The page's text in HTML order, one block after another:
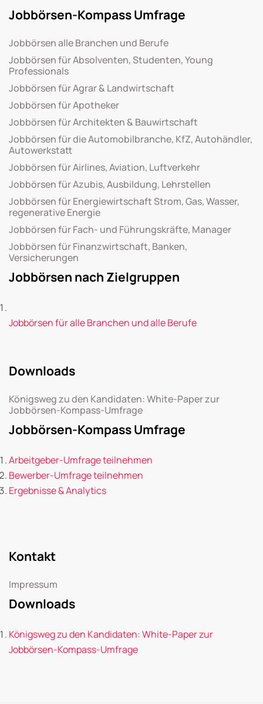
Jobbörsen-Kompass Umfrage
Jobbörsen alle Branchen und Berufe
Jobbörsen für Absolventen, Studenten, Young
Professionals
Jobbörsen für Agrar & Landwirtschaft
Jobbörsen für Apotheker
Jobbörsen für Architekten & Bauwirtschaft
Jobbörsen für die Automobilbranche, KfZ, Autohändler,
Autowerkstatt
Jobbörsen für Airlines, Aviation, Luftverkehr
Jobbörsen für Azubis, Ausbildung, Lehrstellen
Jobbörsen für Energiewirtschaft Strom, Gas, Wasser,
regenerative Energie
Jobbörsen für Fach- und Führungskräfte, Manager
Jobbörsen für Finanzwirtschaft, Banken,
Versicherungen
Jobbörsen nach Zielgruppen
Jobbörsen für alle Branchen und alle Berufe
Downloads
Königsweg zu den Kandidaten: White-Paper zur
Jobbörsen-Kompass-Umfrage
Jobbörsen-Kompass Umfrage
Arbeitgeber-Umfrage teilnehmen
Bewerber-Umfrage teilnehmen
Ergebnisse & Analytics
Kontakt
Impressum
Downloads
Königsweg zu den Kandidaten: White-Paper zur
Jobbörsen-Kompass-Umfrage